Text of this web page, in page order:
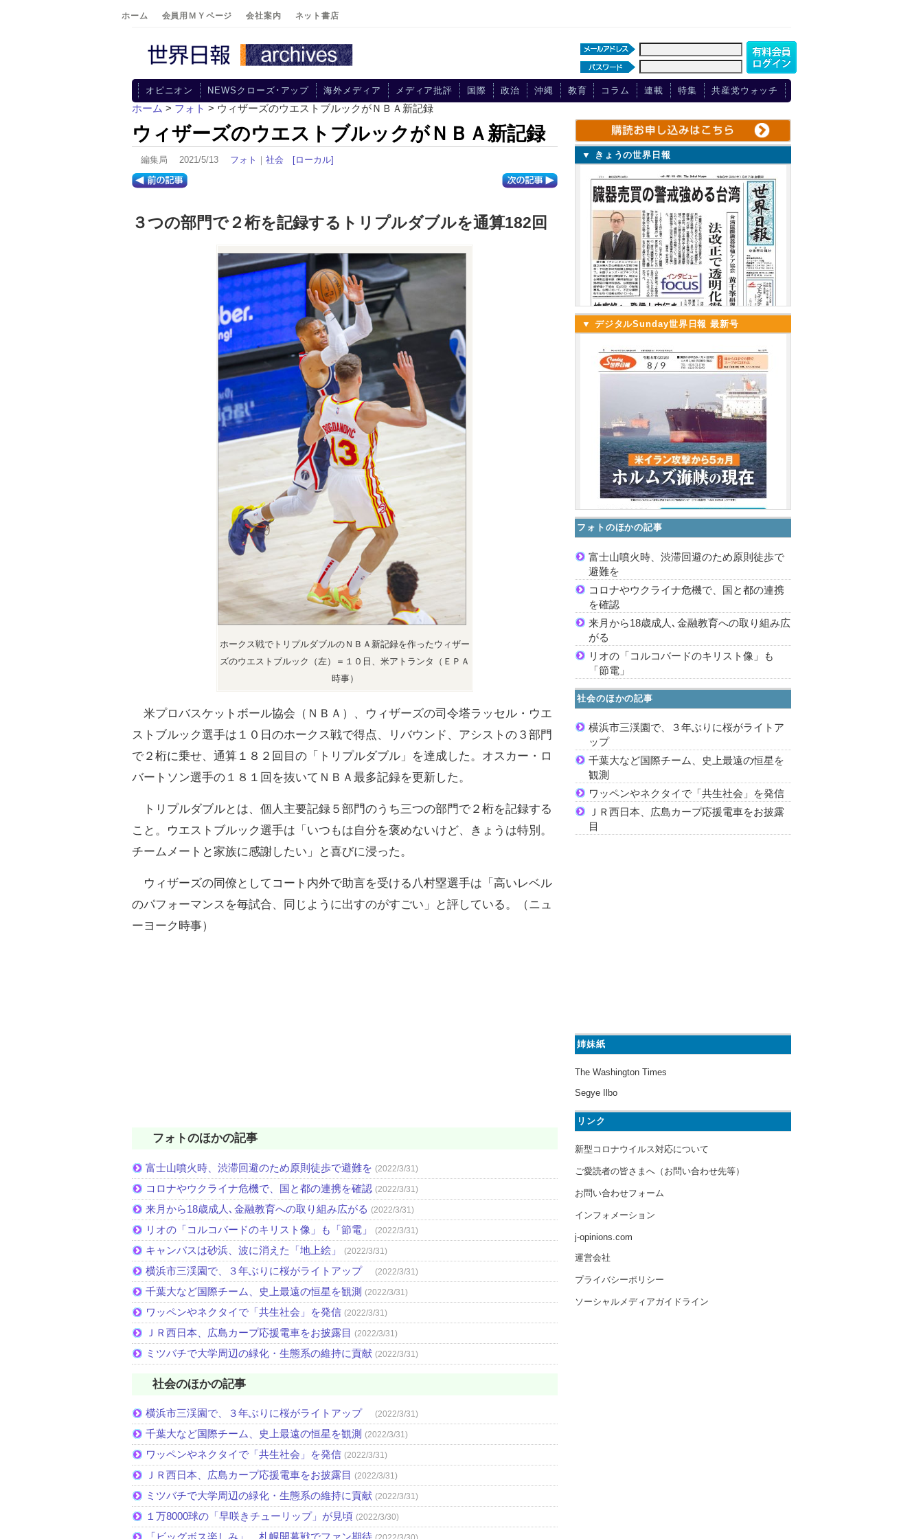
ホーム 会員用ＭＹページ 会社案内 ネット書店
オピニオン NEWSクローズ･アップ 海外メディア メディア批評 国際 政治 沖縄 教育 コラム 連載 特集 共産党ウォッチ
ホーム > フォト > ウィザーズのウエストブルックがＮＢＡ新記録
ウィザーズのウエストブルックがＮＢＡ新記録
編集局 2021/5/13 フォト ｜ 社会 [ローカル]
３つの部門で２桁を記録するトリプルダブルを通算182回
ホークス戦でトリプルダブルのＮＢＡ新記録を作ったウィザー
ズのウエストブルック（左）＝１０日、米アトランタ（ＥＰＡ
時事）
米プロバスケットボール協会（ＮＢＡ）、ウィザーズの司令塔ラッセル・ウエ
ストブルック選手は１０日のホークス戦で得点、リバウンド、アシストの３部門
で２桁に乗せ、通算１８２回目の「トリプルダブル」を達成した。オスカー・ロ
バートソン選手の１８１回を抜いてＮＢＡ最多記録を更新した。
トリプルダブルとは、個人主要記録５部門のうち三つの部門で２桁を記録する
こと。ウエストブルック選手は「いつもは自分を褒めないけど、きょうは特別。
チームメートと家族に感謝したい」と喜びに浸った。
ウィザーズの同僚としてコート内外で助言を受ける八村塁選手は「高いレベル
のパフォーマンスを毎試合、同じように出すのがすごい」と評している。（ニュ
ーヨーク時事）
フォトのほかの記事
富士山噴火時、渋滞回避のため原則徒歩で避難を (2022/3/31)
コロナやウクライナ危機で、国と都の連携を確認 (2022/3/31)
来月から18歳成人､金融教育への取り組み広がる (2022/3/31)
リオの「コルコバードのキリスト像」も「節電」 (2022/3/31)
キャンバスは砂浜、波に消えた「地上絵」 (2022/3/31)
横浜市三渓園で、３年ぶりに桜がライトアップ (2022/3/31)
千葉大など国際チーム、史上最遠の恒星を観測 (2022/3/31)
ワッペンやネクタイで「共生社会」を発信 (2022/3/31)
ＪＲ西日本、広島カープ応援電車をお披露目 (2022/3/31)
ミツバチで大学周辺の緑化・生態系の維持に貢献 (2022/3/31)
社会のほかの記事
横浜市三渓園で、３年ぶりに桜がライトアップ (2022/3/31)
千葉大など国際チーム、史上最遠の恒星を観測 (2022/3/31)
ワッペンやネクタイで「共生社会」を発信 (2022/3/31)
ＪＲ西日本、広島カープ応援電車をお披露目 (2022/3/31)
ミツバチで大学周辺の緑化・生態系の維持に貢献 (2022/3/31)
１万8000球の「早咲きチューリップ」が見頃 (2022/3/30)
▼ きょうの世界日報
▼ デジタルSunday世界日報 最新号
フォトのほかの記事
富士山噴火時、渋滞回避のため原則徒歩で
避難を
コロナやウクライナ危機で、国と都の連携
を確認
来月から18歳成人､金融教育への取り組み広
がる
リオの「コルコバードのキリスト像」も
「節電」
社会のほかの記事
横浜市三渓園で、３年ぶりに桜がライトア
ップ
千葉大など国際チーム、史上最遠の恒星を
観測
ワッペンやネクタイで「共生社会」を発信
ＪＲ西日本、広島カープ応援電車をお披露
目
姉妹紙
The Washington Times
Segye Ilbo
リンク
新型コロナウイルス対応について
ご愛読者の皆さまへ（お問い合わせ先等）
お問い合わせフォーム
インフォメーション
j-opinions.com
運営会社
プライバシーポリシー
ソーシャルメディアガイドライン